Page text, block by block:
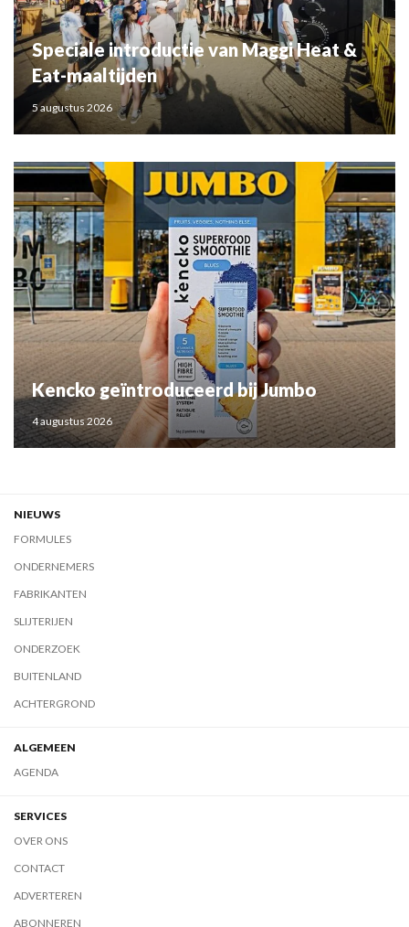
Speciale introductie van Maggi Heat &
Eat-maaltijden
5 augustus 2026
Kencko geïntroduceerd bij Jumbo
4 augustus 2026
NIEUWS
FORMULES
ONDERNEMERS
FABRIKANTEN
SLIJTERIJEN
ONDERZOEK
BUITENLAND
ACHTERGROND
ALGEMEEN
AGENDA
SERVICES
OVER ONS
CONTACT
ADVERTEREN
ABONNEREN